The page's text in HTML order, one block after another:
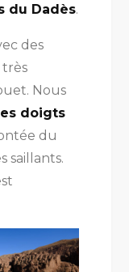
du Dadès.
des
très
Nous
doigts
du
saillants.